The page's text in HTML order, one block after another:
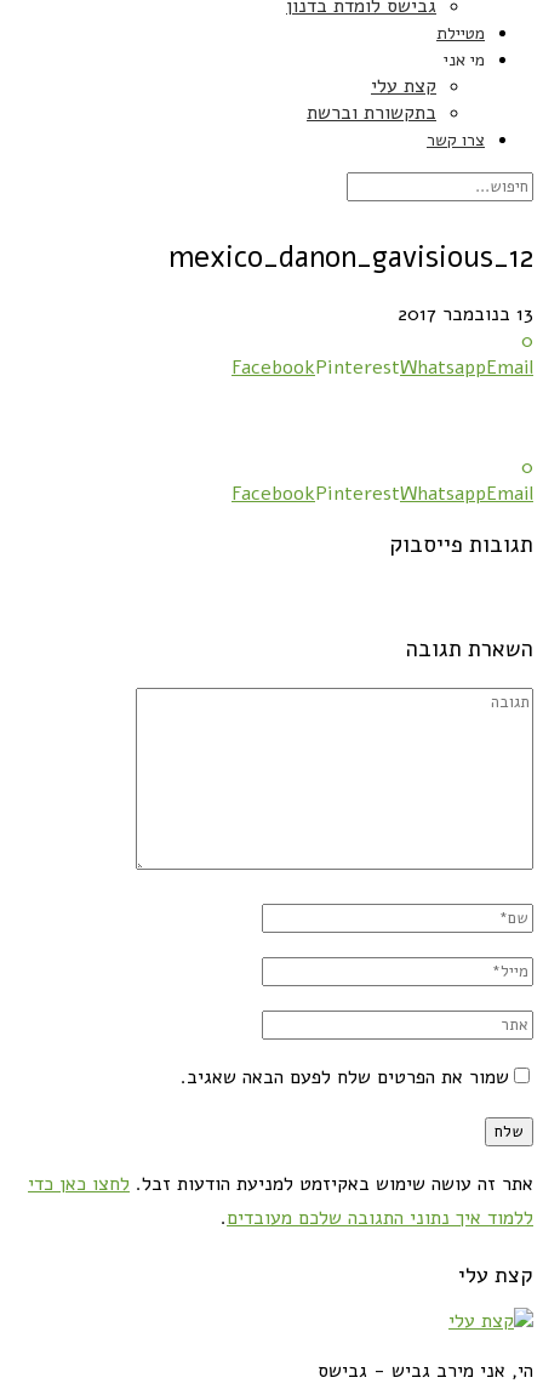
גבישס לומדת בדנון
מטיילת
מי אני
קצת עלי
בתקשורת וברשת
צרו קשר
mexico_danon_gavisious_12
13 בנובמבר 2017
0
FacebookPinterestWhatsappEmail
0
FacebookPinterestWhatsappEmail
תגובות פייסבוק
השארת תגובה
שמור את הפרטים שלח לפעם הבאה שאגיב.
אתר זה עושה שימוש באקיזמט למניעת הודעות זבל. לחצו כאן כדי
ללמוד איך נתוני התגובה שלכם מעובדים.
קצת עלי
הי, אני מירב גביש - גבישס